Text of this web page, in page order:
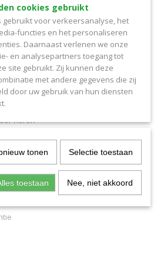
van het lichaam. De
aan als katoen. Voorzien van zij-
de inlegger op zijn plaats te houden.
gewoon ondergoed gedragen
van de inlegger is 27cm.
11948-1, van 710ml
heren
ISO 11948-1, van 710ml
cookies gebruikt
gebruikt voor verkeersanalyse, het
functies en het personaliseren
Daarnaast verlenen we onze
en analysepartners toegang tot
site gebruikt. Zij kunnen deze
met andere gegevens die zij
door uw gebruik van hun diensten
tonen Selectie toestaan
toestaan Nee, niet akkoord